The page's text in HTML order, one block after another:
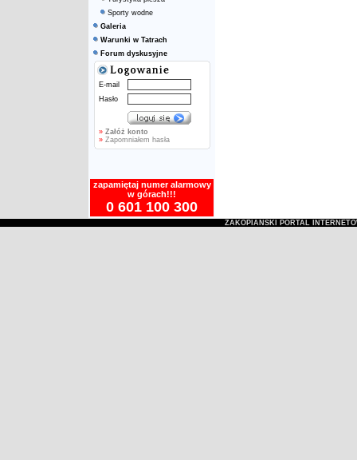
Sporty wodne
Galeria
Warunki w Tatrach
Forum dyskusyjne
E-mail
Hasło
» Załóż konto
»Zapomniałem hasła
zapamiętaj numer alarmowy
w górach!!!
0 601 100 300
ZAKOPIAŃSKI PORTAL